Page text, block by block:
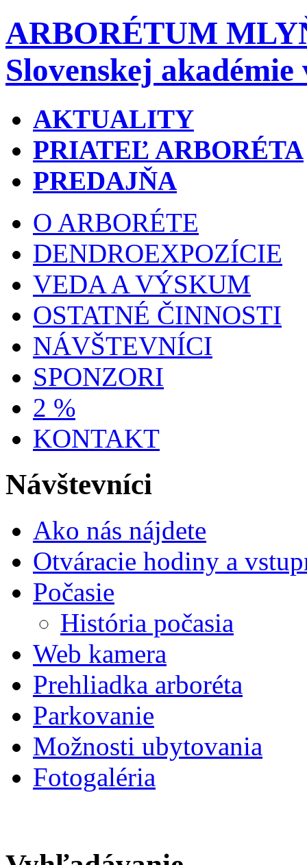
ARBORÉTUM
Slovenskej akadémie
AKTUALITY
PRIATEĽ ARBORÉTA
PREDAJŇA
O ARBORÉTE
DENDROEXPOZÍCIE
VEDA A VÝSKUM
OSTATNÉ ČINNOSTI
NÁVŠTEVNÍCI
SPONZORI
2 %
KONTAKT
Návštevníci
Ako nás nájdete
Otváracie hodiny a
Počasie
História počasia
Web kamera
Prehliadka arboréta
Parkovanie
Možnosti ubytovania
Fotogaléria